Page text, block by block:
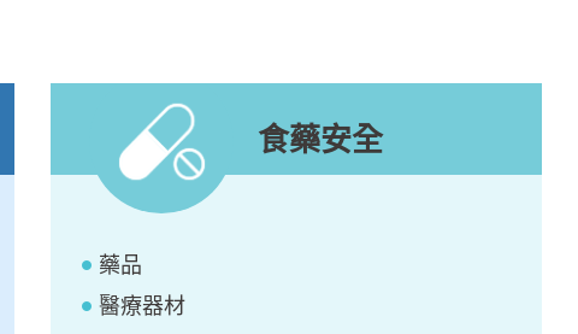
食藥安全
藥品
醫療器材